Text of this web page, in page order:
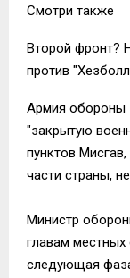
Смотри также
Второй фронт?
против
Армия обороны
"закрытую
пунктов
части страны,
Министр
главам местных
следующая